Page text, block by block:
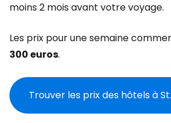
moins 2 mois avant votre voyage.
Les prix pour une semaine
300 euros.
Trouver les prix des hôtels à